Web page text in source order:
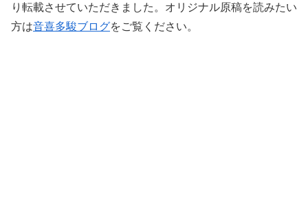
り転載させていただきました。オリジナル原稿を読みたい
方は音喜多駿ブログをご覧ください。